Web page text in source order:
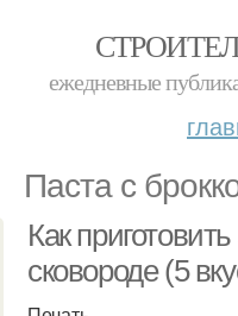
ежедневные
Паста с
Как
сковороде (5